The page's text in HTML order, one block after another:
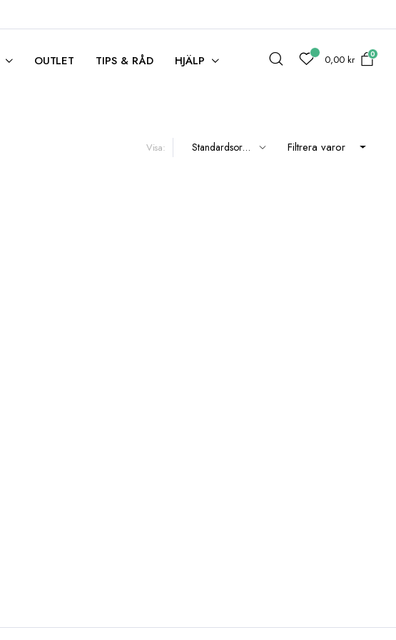
OUTLET TIPS & RÅD HJÄLP 0,00kr 0
Visa: Filtrera varor